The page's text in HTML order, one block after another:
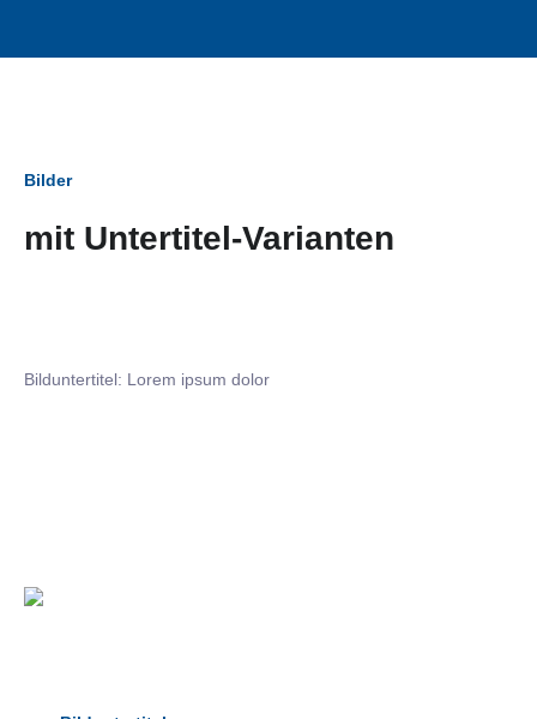
Bilder
mit Untertitel-Varianten
Bilduntertitel: Lorem ipsum dolor